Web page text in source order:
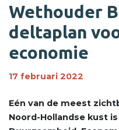
Wethouder
deltaplan
economie
17 februari 2022
Eén van de meest
Noord-Hollandse kust